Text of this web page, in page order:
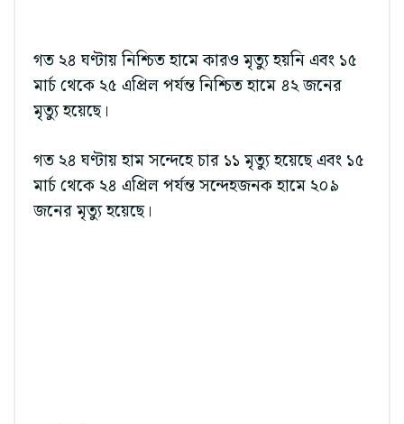
গত ২৪ ঘণ্টায় নিশ্চিত হামে কারও মৃত্যু হয়নি এবং ১৫
মার্চ থেকে ২৫ এপ্রিল পর্যন্ত নিশ্চিত হামে ৪২ জনের
মৃত্যু হয়েছে।
গত ২৪ ঘণ্টায় হাম সন্দেহে চার ১১ মৃত্যু হয়েছে এবং ১৫
মার্চ থেকে ২৪ এপ্রিল পর্যন্ত সন্দেহজনক হামে ২০৯
জনের মৃত্যু হয়েছে।